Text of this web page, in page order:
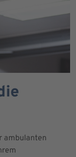
ambulanten